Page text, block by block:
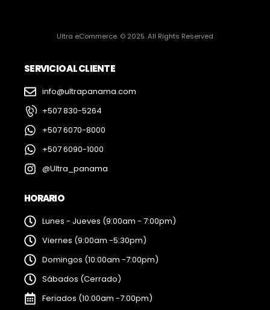
Ultra eCommerce. © 2025. All Rights Reserved
SERVICIO AL CLIENTE
info@ultrapanama.com
+507 830-5264
+507 6070-8000
+507 6090-1000
@Ultra_panama
HORARIO
Lunes - Jueves (9:00am - 7:00pm)
Viernes (9:00am -5:30pm)
Domingos (10:00am -7:00pm)
Sábados (Cerrado)
Feriados (10:00am -7:00pm)